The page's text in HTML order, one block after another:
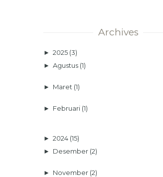
Archives
► 2025 (3)
► Agustus (1)
► Maret (1)
► Februari (1)
► 2024 (15)
► Desember (2)
► November (2)